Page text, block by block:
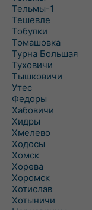
Тельмы-1
Тешевле
Тобулки
Томашовка
Турна Большая
Туховичи
Тышковичи
Утес
Федоры
Хабовичи
Хидры
Хмелево
Ходосы
Хомск
Хорева
Хоромск
Хотислав
Хотыничи